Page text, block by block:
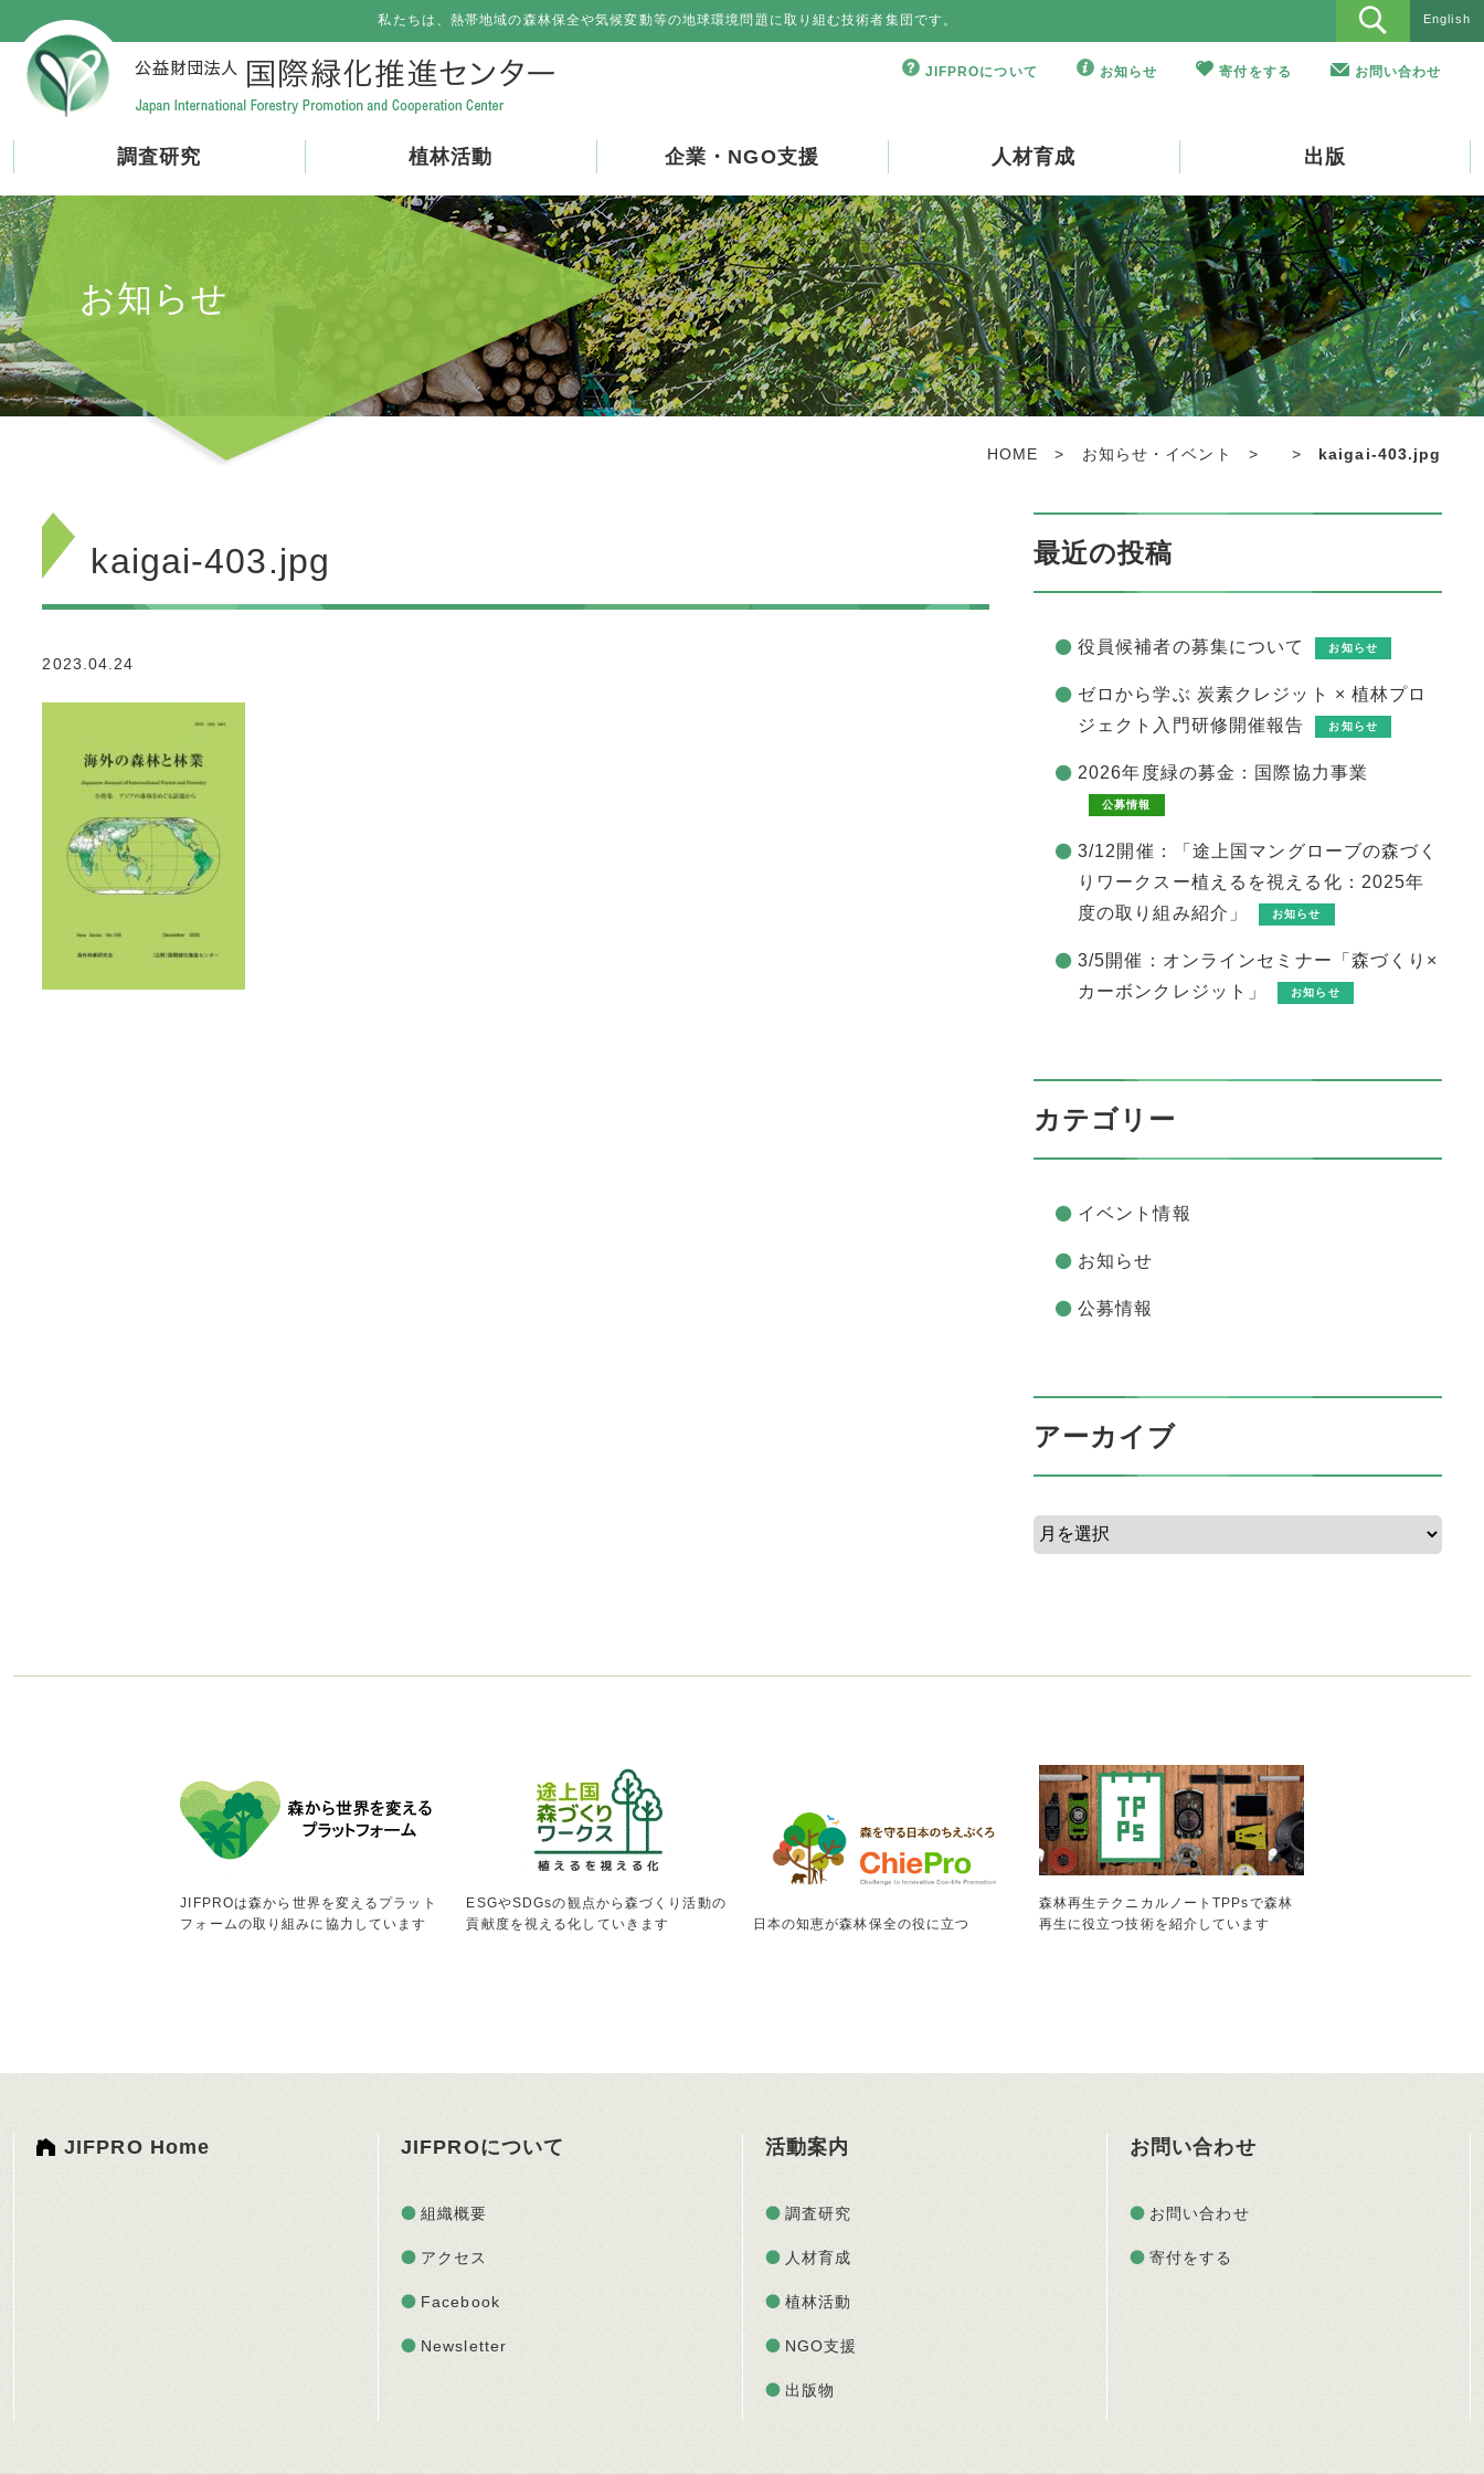
私たちは、熱帯地域の森林保全や気候変動等の地球環境問題に取り組む技術者集団です。 English
JIFPROについて お知らせ 寄付をする お問い合わせ
調査研究 植林活動 企業・NGO支援 人材育成 出版
お知らせ
HOME > お知らせ・イベント > > kaigai-403.jpg
kaigai-403.jpg
2023.04.24
最近の投稿
役員候補者の募集について お知らせ
ゼロから学ぶ 炭素クレジット × 植林プロ
ジェクト入門研修開催報告
お知らせ
2026年度緑の募金：国際協力事業
公募情報
3/12開催：「途上国マングローブの森づく
りワークスー植えるを視える化：2025年
度の取り組み紹介」
お知らせ
3/5開催：オンラインセミナー「森づくり×
カーボンクレジット」
お知らせ
カテゴリー
イベント情報
お知らせ
公募情報
アーカイブ
JIFPROは森から世界を変えるプラット
フォームの取り組みに協力しています
ESGやSDGsの観点から森づくり活動の
貢献度を視える化していきます
日本の知恵が森林保全の役に立つ
森林再生テクニカルノートTPPsで森林
再生に役立つ技術を紹介しています
JIFPRO Home JIFPROについて
組織概要
アクセス
Facebook
Newsletter
活動案内
調査研究
人材育成
植林活動
NGO支援
出版物
お問い合わせ
お問い合わせ
寄付をする